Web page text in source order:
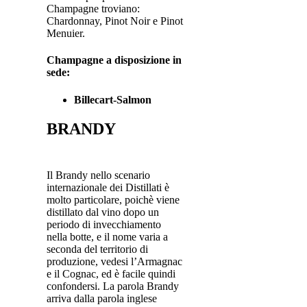
Champagne troviano:
Chardonnay, Pinot Noir e Pinot
Menuier.
Champagne a disposizione in
sede:
Billecart-Salmon
BRANDY
Il Brandy nello scenario
internazionale dei Distillati è
molto particolare, poichè viene
distillato dal vino dopo un
periodo di invecchiamento
nella botte, e il nome varia a
seconda del territorio di
produzione, vedesi l’Armagnac
e il Cognac, ed è facile quindi
confondersi. La parola Brandy
arriva dalla parola inglese